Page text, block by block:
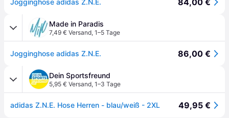
Jogginghose adidas Z.N.E. 84,00 €
Made in Paradis
7,49 € Versand, 1–5 Tage
Jogginghose adidas Z.N.E. 86,00 €
Dein Sportsfreund
5,95 € Versand, 1–3 Tage
adidas Z.N.E. Hose Herren - blau/weiß - 2XL 49,95 €